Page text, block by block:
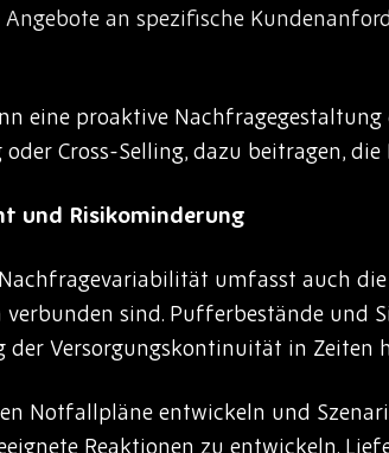
an spezifische
eine proaktive
Cross-Selling, dazu beitragen,
und Risikominderung
umfasst auch
sind. Pufferbestände und
der Versorgungskontinuität in Zeiten
Notfallpläne entwickeln und
Reaktionen zu entwickeln.